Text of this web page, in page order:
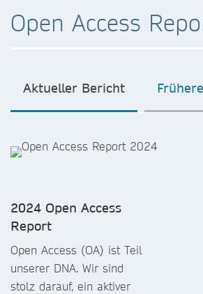
Open Access
Aktueller Bericht
2024 Open Access
Report
Open Access (OA) ist Teil
unserer DNA. Wir sind
stolz darauf, ein aktiver